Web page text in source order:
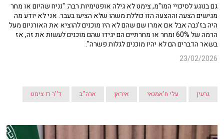
גם בנוגע לסיכויי המו"מ, צימט לא גילה אופטימיות רבה: "נניח שהיום או מחר
מגישים הצעה וההצעה הזו כוללת משהו שלא הציעו בעבר. אני לא יודע מה
היה בז'נבה אבל אם אמרו שם שהם לא היו מוכנים להוציא את האורניום מעל
הרמה של 60% ומחר או מחרתיים הם יגידו שהם מוכנים לעשות את זה, אז
בשאר הדברים הם לא יהיו מוכנים לגלות פשרה".
23/02/2026
גרעין עלי ח'אמנאי איראן ארה''ב ד''ר רז צימט